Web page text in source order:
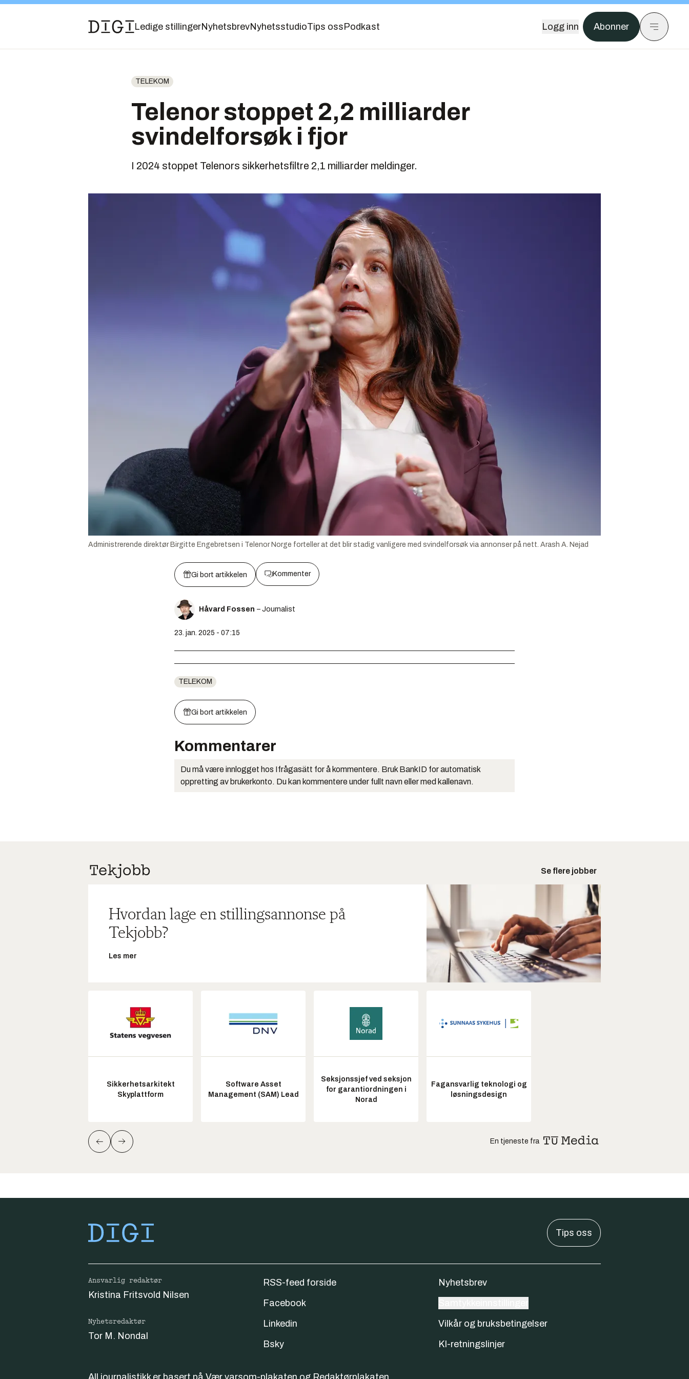
Ledige stillingerNyhetsbrevNyhetsstudioTips oss Podkast Logg inn Abonner
TELEKOM
Telenor stoppet 2,2 milliarder
svindelforsøk i fjor
I 2024 stoppet Telenors sikkerhetsfiltre 2,1 milliarder meldinger.
Administrerende direktør Birgitte Engebretsen i Telenor Norge forteller at det blir stadig vanligere med svindelforsøk via annonser på nett. Arash A. Nejad
Gi bort artikkelen Kommenter
Håvard Fossen – Journalist
23. jan. 2025 - 07:15
TELEKOM
Gi bort artikkelen
Kommentarer
Du må være innlogget hos Ifrågasätt for å kommentere. Bruk BankID for automatisk
oppretting av brukerkonto. Du kan kommentere under fullt navn eller med kallenavn.
Se flere jobber
Hvordan lage en stillingsannonse på
Tekjobb?
Les mer
Sikkerhetsarkitekt
Skyplattform
Software Asset
Management (SAM) Lead
Seksjonssjef ved seksjon
for garantiordningen i
Norad
Fagansvarlig teknologi og
løsningsdesign
En tjeneste fra
Tips oss
Ansvarlig redaktør
Kristina Fritsvold Nilsen
Nyhetsredaktør
Tor M. Nondal
RSS-feed forside
Facebook
Linkedin
Bsky
Nyhetsbrev
Vilkår og bruksbetingelser
KI-retningslinjer